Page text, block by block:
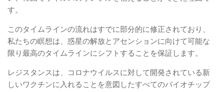
す。
このタイムラインの流れはすでに部分的に修正されており、
私たちの瞑想は、惑星の解放とアセンションに向けて可能な
限り最高のタイムラインにシフトすることを保証します。
レジスタンスは、コロナウイルスに対して開発されている新
しいワクチンに入れることを意図したすべてのバイオチップ